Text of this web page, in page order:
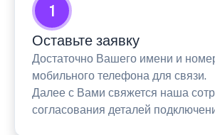
1
Оставьте заявку
Достаточно Вашего имени и
мобильного телефона для связи.
Далее с Вами свяжется наша
согласования деталей